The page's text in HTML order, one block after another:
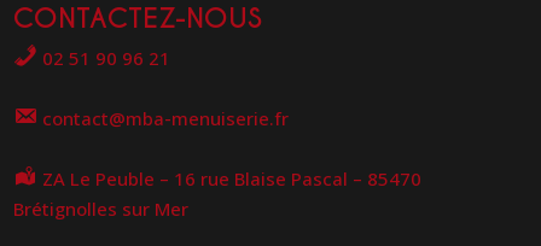
CONTACTEZ-NOUS
02 51 90 96 21
contact@mba-menuiserie.fr
ZA Le Peuble – 16 rue Blaise Pascal – 85470
Brétignolles sur Mer